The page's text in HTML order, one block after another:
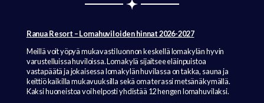
Ranua Resort – Lomahuviloiden hinnat 2026-2027
Meillä voit yöpyä mukavasti luonnon keskellä lomakylän hyvin
varustelluissa huviloissa. Lomakylä sijaitsee eläinpuistoa
vastapäätä ja jokaisessa lomakylän huvilassa on takka, sauna ja
keittiö kaikilla mukavuuksilla sekä oma terassi metsänäkymällä.
Kaksi huoneistoa voi helposti yhdistää 12 hengen lomahuvilaksi.